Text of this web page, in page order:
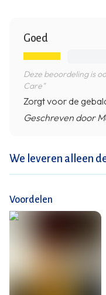
Goed
Deze beoordeling is
Care"
Zorgt voor de
Geschreven door
We leveren alleen
Voordelen